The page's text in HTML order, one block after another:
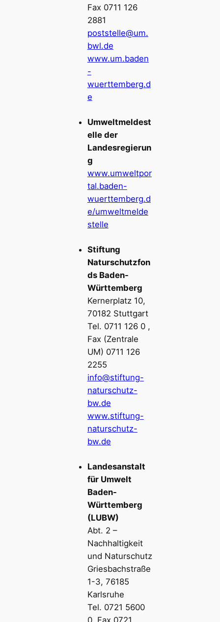
Fax 0711 126
2881
poststelle@um.
bwl.de
www.um.baden
-
wuerttemberg.d
e
Umweltmeldest
elle der
Landesregierun
g
www.umweltpor
tal.baden-
wuerttemberg.d
e/umweltmelde
stelle
Stiftung
Naturschutzfon
ds Baden-
Württemberg
Kernerplatz 10,
70182 Stuttgart
Tel. 0711 126 0 ,
Fax (Zentrale
UM) 0711 126
2255
info@stiftung-
naturschutz-
bw.de
www.stiftung-
naturschutz-
bw.de
Landesanstalt
für Umwelt
Baden-
Württemberg
(LUBW)
Abt. 2 –
Nachhaltigkeit
und Naturschutz
Griesbachstraße
1-3, 76185
Karlsruhe
Tel. 0721 5600